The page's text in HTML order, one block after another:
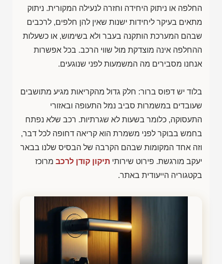
החלפה או ניתוק היחידה וחזרה לנעילה המקורית. ניתוק
מתאים בעיקר ליחידות ישנות שאין להן חלפים, לרכבים
שבהם המערכת הותקנה בעבר ולא בשימוש, או כשעלות
ההחלפה אינה מוצדקת מול שווי הרכב. בכל אפשרות
אנחנו מסבירים מה המשמעות לפני שנוגעים.
בלוד יש דפוס ברור: חלק גדול מהקריאות מגיע מתושבים
שעובדים במשמרות סביב נמל התעופה ובאזורי
התעסוקה, כלומר בשעות לא שגרתיות. רכב שלא נפתח
בחמש בבוקר לפני משמרת הוא קריאה דחופה לכל דבר,
וזה אחד המקומות שבהם הקרבה של הבסיס שלנו בבאר
יעקב מורגשת. פירוט שירותי תיקון קודן לרכב מרוכז
בקטגוריה הייעודית באתר.